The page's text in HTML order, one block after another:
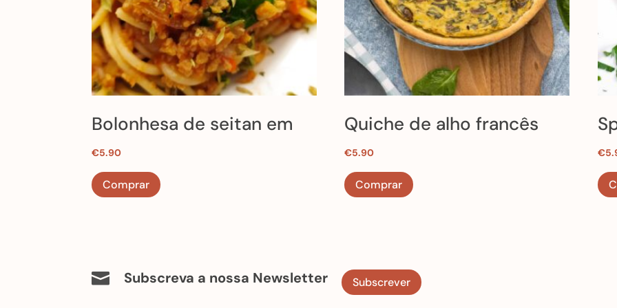
Bolonhesa de seitan em
cama de espaguete ao
molho de tomate da casa,
brócolos no vapor, Salada
€5.90
Comprar
Quiche de alho francês
Arroz de ervilhas, Salada
mista da época, pickles
€5.90
Comprar
€
 Subscreva a nossa Newsletter Subscrever